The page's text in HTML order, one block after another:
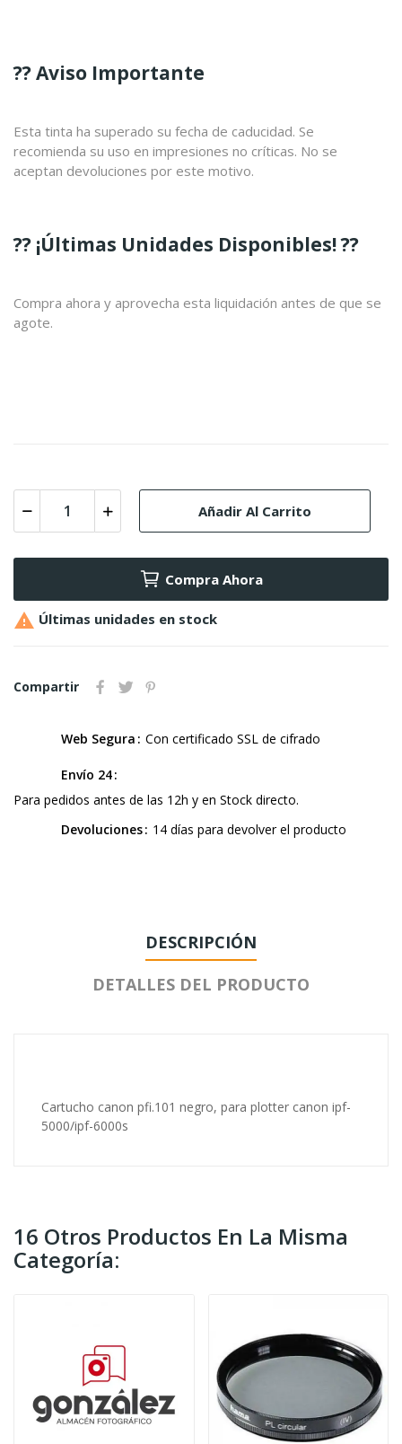
?? Aviso Importante
Esta tinta ha superado su fecha de caducidad. Se
recomienda su uso en impresiones no críticas. No se
aceptan devoluciones por este motivo.
?? ¡Últimas Unidades Disponibles! ??
Compra ahora y aprovecha esta liquidación antes de que se
agote.
Añadir Al Carrito
Compra Ahora
 Últimas unidades en stock
Compartir
Web Segura Con certificado SSL de cifrado
Envío 24
Para pedidos antes de las 12h y en Stock directo.
Devoluciones
14 días para devolver el producto
DESCRIPCIÓN
DETALLES DEL PRODUCTO
Cartucho canon pfi.101 negro, para plotter canon ipf-
5000/ipf-6000s
16 Otros Productos En La Misma
Categoría: